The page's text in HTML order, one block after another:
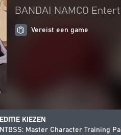
BANDAI NAMCO
Vereist een game
EDITIE KIEZEN
NTBSS: Master Character Training